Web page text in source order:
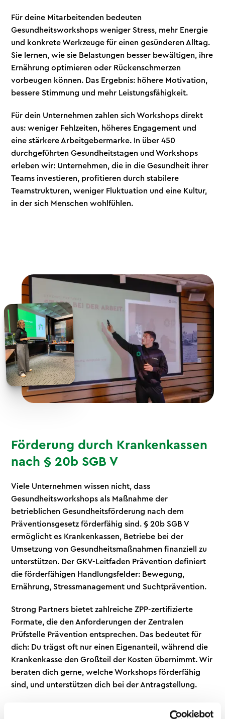
Für deine Mitarbeitenden bedeuten
Gesundheitsworkshops weniger Stress, mehr Energie
und konkrete Werkzeuge für einen gesünderen Alltag.
Sie lernen, wie sie Belastungen besser bewältigen, ihre
Ernährung optimieren oder Rückenschmerzen
vorbeugen können. Das Ergebnis: höhere Motivation,
bessere Stimmung und mehr Leistungsfähigkeit.
Für dein Unternehmen zahlen sich Workshops direkt
aus: weniger Fehlzeiten, höheres Engagement und
eine stärkere Arbeitgebermarke. In über 450
durchgeführten Gesundheitstagen und Workshops
erleben wir: Unternehmen, die in die Gesundheit ihrer
Teams investieren, profitieren durch stabilere
Teamstrukturen, weniger Fluktuation und eine Kultur,
in der sich Menschen wohlfühlen.
Förderung durch Krankenkassen
nach § 20b SGB V
Viele Unternehmen wissen nicht, dass
Gesundheitsworkshops als Maßnahme der
betrieblichen Gesundheitsförderung nach dem
Präventionsgesetz förderfähig sind. § 20b SGB V
ermöglicht es Krankenkassen, Betriebe bei der
Umsetzung von Gesundheitsmaßnahmen finanziell zu
unterstützen. Der GKV-Leitfaden Prävention definiert
die förderfähigen Handlungsfelder: Bewegung,
Ernährung, Stressmanagement und Suchtprävention.
Strong Partners bietet zahlreiche ZPP-zertifizierte
Formate, die den Anforderungen der Zentralen
Prüfstelle Prävention entsprechen. Das bedeutet für
dich: Du trägst oft nur einen Eigenanteil, während die
Krankenkasse den Großteil der Kosten übernimmt. Wir
beraten dich gerne, welche Workshops förderfähig
sind, und unterstützen dich bei der Antragstellung.